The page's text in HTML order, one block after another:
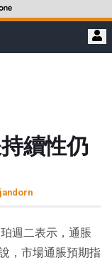
續性仍
週二表示，通脹
，市場通脹預期指